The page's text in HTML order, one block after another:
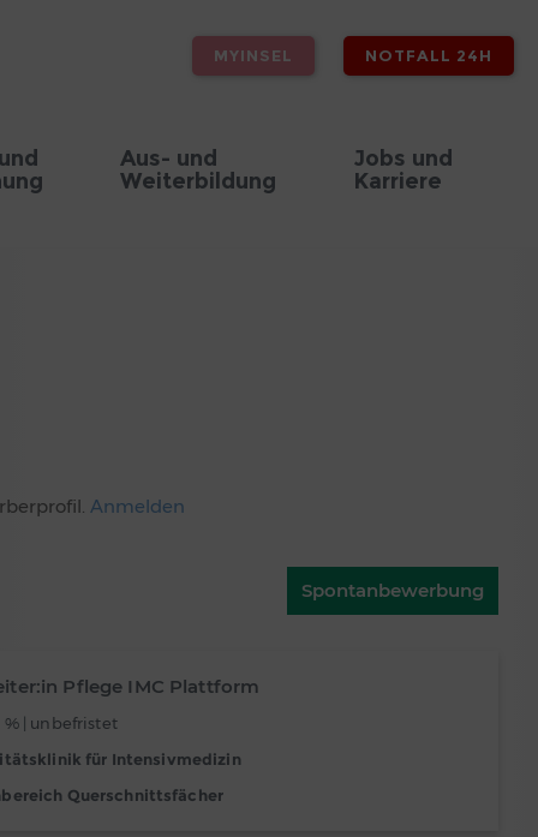
MYINSEL NOTFALL 24H
Aus- und
Weiterbildung
Jobs und
Karriere